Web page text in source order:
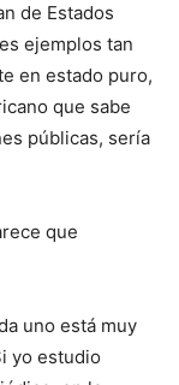
de Estados
ejemplos tan
en estado puro,
que sabe
públicas, sería
que
uno está muy
yo estudio